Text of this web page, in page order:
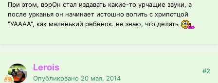
При этом, ворОн стал издавать какие-то урчащие звуки, а
после урканья он начинает истошно вопить с хрипотцой
"УАААА", как маленький ребенок. не знаю, что делать
Lerois
Опубликовано 20 мая, 2014
#2